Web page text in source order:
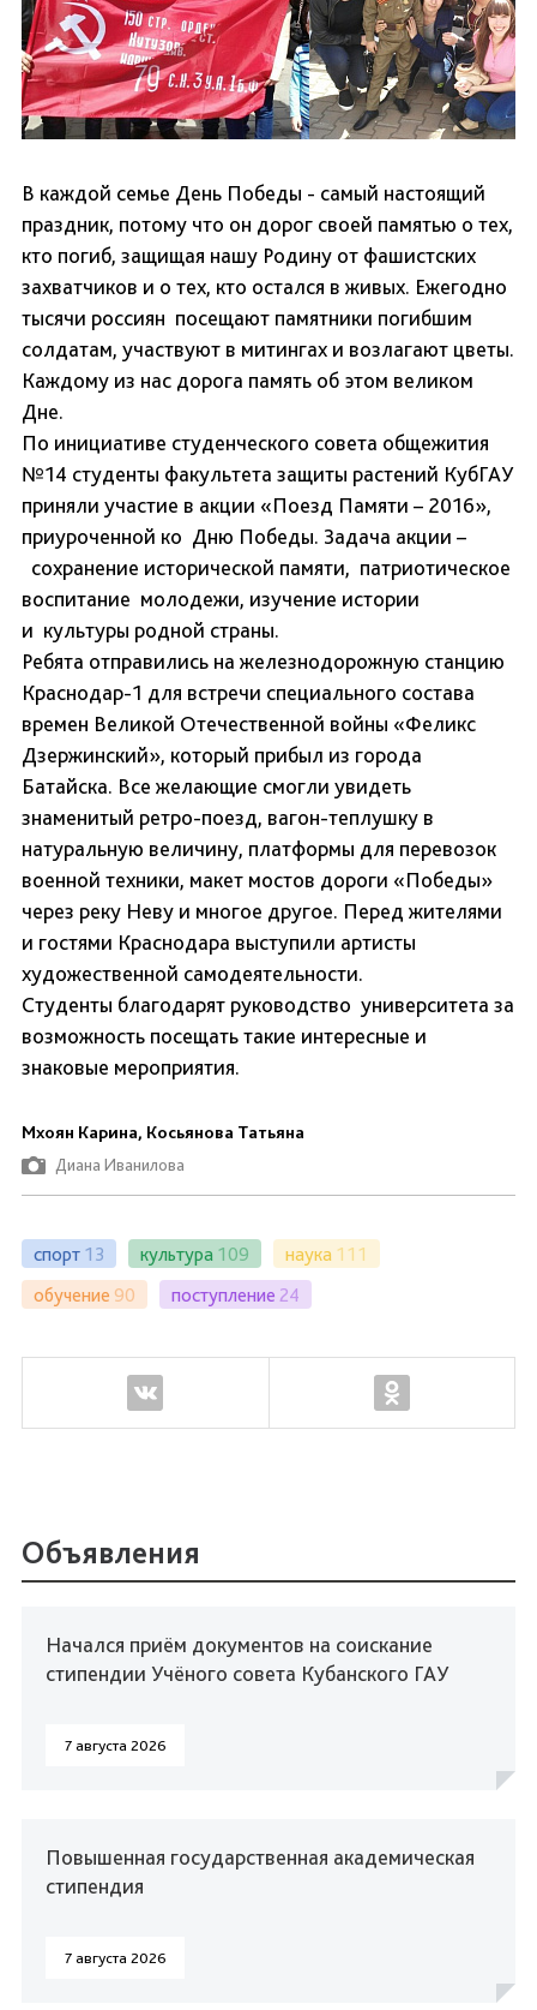
В каждой семье День Победы - самый настоящий
праздник, потому что он дорог своей памятью о тех,
кто погиб, защищая нашу Родину от фашистских
захватчиков и о тех, кто остался в живых. Ежегодно
тысячи россиян посещают памятники погибшим
солдатам, участвуют в митингах и возлагают цветы.
Каждому из нас дорога память об этом великом
Дне.
По инициативе студенческого совета общежития
№14 студенты факультета защиты растений КубГАУ
приняли участие в акции «Поезд Памяти – 2016»,
приуроченной ко Дню Победы. Задача акции –
сохранение исторической памяти, патриотическое
воспитание молодежи, изучение истории
и культуры родной страны.
Ребята отправились на железнодорожную станцию
Краснодар-1 для встречи специального состава
времен Великой Отечественной войны «Феликс
Дзержинский», который прибыл из города
Батайска. Все желающие смогли увидеть
знаменитый ретро-поезд, вагон-теплушку в
натуральную величину, платформы для перевозок
военной техники, макет мостов дороги «Победы»
через реку Неву и многое другое. Перед жителями
и гостями Краснодара выступили артисты
художественной самодеятельности.
Студенты благодарят руководство университета за
возможность посещать такие интересные и
знаковые мероприятия.
Мхоян Карина, Косьянова Татьяна
Диана Иванилова
спорт 13 культура 109 наука 111
обучение 90 поступление 24
Объявления
Начался приём документов на соискание
стипендии Учёного совета Кубанского ГАУ
7 августа 2026
Повышенная государственная академическая
стипендия
7 августа 2026